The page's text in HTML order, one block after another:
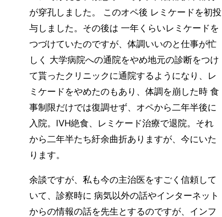
が穿孔しました。 このオペ後 レミケードを初投
与しました。その後は 一年くらいレミケードを
つづけていたのですが、体調いいのと仕事が忙
しく 大学病院への通院をやめ地元の診断をつけ
て貰ったクリニックに通院するようになり、レ
ミケードをやめたのもあり、体調を崩した時 食
事制限だけでは復調せず、オペから二年半後に
入院。IVH絶食、レミケード治療で退院。それ
から二年半たち紆余曲折ありますが、今にいた
ります。
余談ですが、私も今の主治医をすごく信頼して
いて、診察時に 病気以外の話やインターネット
からの情報の話を先生とするのですが、インフ